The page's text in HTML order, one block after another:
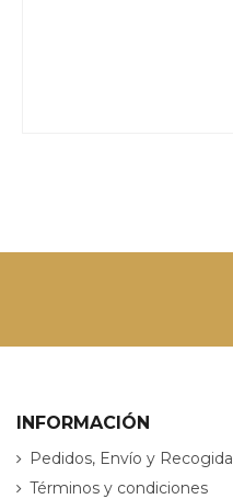
INFORMACIÓN
Pedidos, Envío y Recogida
Términos y condiciones